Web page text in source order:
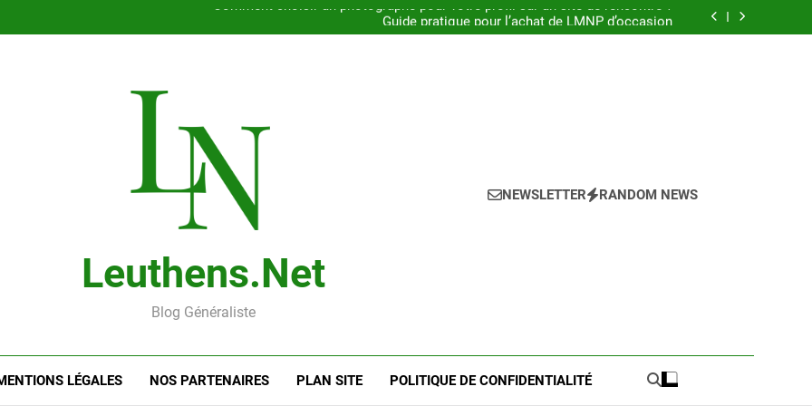
Guide pratique pour l’achat de LMNP d’occasion
Rencontre en ligne : les meilleures astuces pour réussir votre petite
Leuthens.net
Blog Généraliste
NEWSLETTER RANDOM NEWS
LÉGALES NOS PARTENAIRES PLAN SITE POLITIQUE DE CONFIDENTIALITÉ